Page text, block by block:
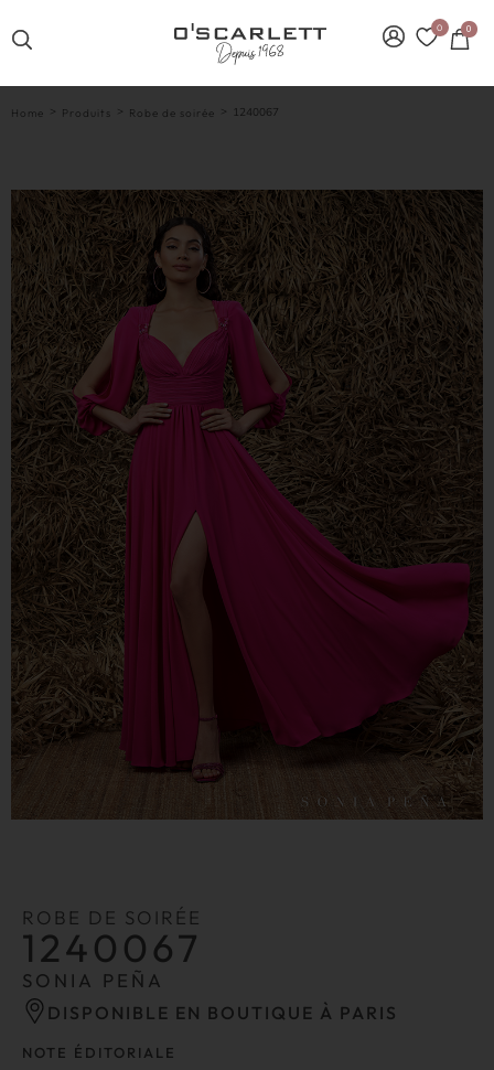
0 0
Home > Produits > Robe de soirée > 1240067
ROBE DE SOIRÉE
1240067
SONIA PEÑA
DISPONIBLE EN BOUTIQUE À PARIS
NOTE ÉDITORIALE